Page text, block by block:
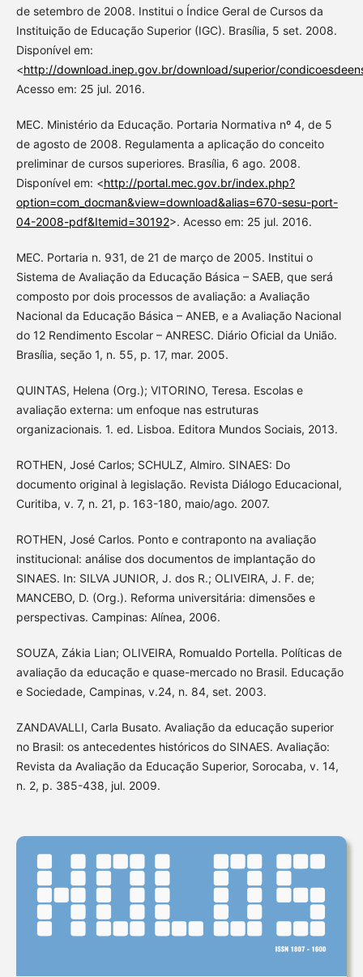
de setembro de 2008. Institui o Índice Geral de Cursos da
Instituição de Educação Superior (IGC). Brasília, 5 set. 2008.
Disponível em:
<http://download.inep.gov.br/download/superior/
Acesso em: 25 jul. 2016.
MEC. Ministério da Educação. Portaria Normativa nº 4, de 5
de agosto de 2008. Regulamenta a aplicação do conceito
preliminar de cursos superiores. Brasília, 6 ago. 2008.
Disponível em: <http://portal.mec.gov.br/index.php?
option=com_docman&view=download&alias=670-sesu-port-
04-2008-pdf&Itemid=30192>. Acesso em: 25 jul. 2016.
MEC. Portaria n. 931, de 21 de março de 2005. Institui o
Sistema de Avaliação da Educação Básica – SAEB, que será
composto por dois processos de avaliação: a Avaliação
Nacional da Educação Básica – ANEB, e a Avaliação Nacional
do 12 Rendimento Escolar – ANRESC. Diário Oficial da União.
Brasília, seção 1, n. 55, p. 17, mar. 2005.
QUINTAS, Helena (Org.); VITORINO, Teresa. Escolas e
avaliação externa: um enfoque nas estruturas
organizacionais. 1. ed. Lisboa. Editora Mundos Sociais, 2013.
ROTHEN, José Carlos; SCHULZ, Almiro. SINAES: Do
documento original à legislação. Revista Diálogo Educacional,
Curitiba, v. 7, n. 21, p. 163-180, maio/ago. 2007.
ROTHEN, José Carlos. Ponto e contraponto na avaliação
institucional: análise dos documentos de implantação do
SINAES. In: SILVA JUNIOR, J. dos R.; OLIVEIRA, J. F. de;
MANCEBO, D. (Org.). Reforma universitária: dimensões e
perspectivas. Campinas: Alínea, 2006.
SOUZA, Zákia Lian; OLIVEIRA, Romualdo Portella. Políticas de
avaliação da educação e quase-mercado no Brasil. Educação
e Sociedade, Campinas, v.24, n. 84, set. 2003.
ZANDAVALLI, Carla Busato. Avaliação da educação superior
no Brasil: os antecedentes históricos do SINAES. Avaliação:
Revista da Avaliação da Educação Superior, Sorocaba, v. 14,
n. 2, p. 385-438, jul. 2009.